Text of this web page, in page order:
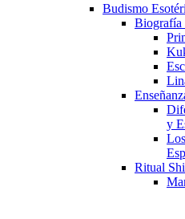
Budismo
Biografía
y
Ritual